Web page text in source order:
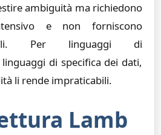
ambiguità ma richiedono
e non forniscono
Per linguaggi di
di specifica dei dati,
li rende impraticabili.
Lamb